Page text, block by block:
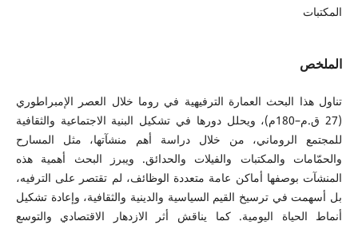
المكتبات
الملخص
تناول هذا البحث العمارة الترفيهية في روما خلال العصر الإمبراطوري
(27 ق.م–180م)، ويحلل دورها في تشكيل البنية الاجتماعية والثقافية
للمجتمع الروماني، من خلال دراسة أهم منشآتها، مثل المسارح
والحمّامات والمكتبات والفيلات والحدائق. ويبرز البحث أهمية هذه
المنشآت بوصفها أماكن عامة متعددة الوظائف، لم تقتصر على الترفيه،
بل أسهمت في ترسيخ القيم السياسية والدينية والثقافية، وإعادة تشكيل
أنماط الحياة اليومية. كما يناقش أثر الازدهار الاقتصادي والتوسع